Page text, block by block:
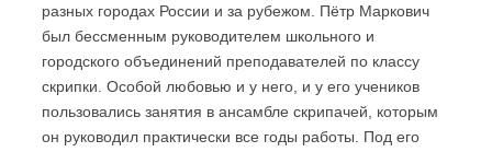
разных городах России и за рубежом. Пётр Маркович
был бессменным руководителем школьного и
городского объединений преподавателей по классу
скрипки. Особой любовью и у него, и у его учеников
пользовались занятия в ансамбле скрипачей, которым
он руководил практически все годы работы. Под его